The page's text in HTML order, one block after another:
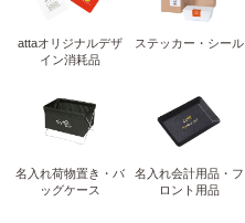
attaオリジナルデザ
イン消耗品
ステッカー・シール
名入れ荷物置き・バ
ッグケース
名入れ会計用品・フ
ロント用品